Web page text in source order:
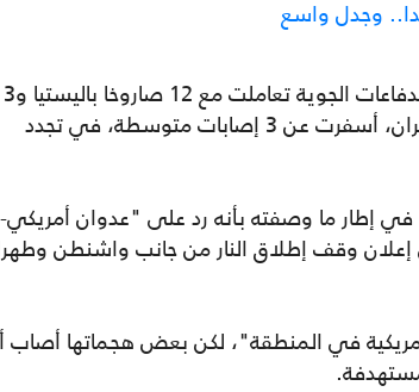
وجدل واسع
ووقتها، أعلنت وزارة الدفاع الإماراتية في بيان، أن الدفاعات الجوية تعاملت مع 12 صاروخا باليستيا و3
صواريخ جوالة (كروز) و4 طائرات مسيّرة قادمة من إيران، أسفرت عن 3 إصابات متوسطة، في تجدد
فبراير الماضي، في إطار ما وصفته بأنه رد على "عدوان أمريكي-
إعلان وقف إطلاق النار من جانب واشنطن
في المنطقة"، لكن بعض هجماتها أصاب